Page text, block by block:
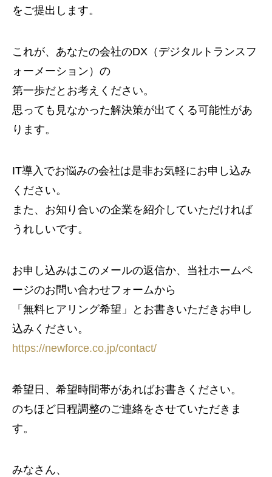
をご提出します。
これが、あなたの会社のDX（デジタルトランスフ
ォーメーション）の
第一歩だとお考えください。
思っても見なかった解決策が出てくる可能性があ
ります。
IT導入でお悩みの会社は是非お気軽にお申し込み
ください。
また、お知り合いの企業を紹介していただければ
うれしいです。
お申し込みはこのメールの返信か、当社ホームペ
ージのお問い合わせフォームから
「無料ヒアリング希望」とお書きいただきお申し
込みください。
https://newforce.co.jp/contact/
希望日、希望時間帯があればお書きください。
のちほど日程調整のご連絡をさせていただきま
す。
みなさん、